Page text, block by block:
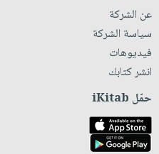
عن الشركة
سياسة الشركة
فيديوهات
انشر كتابك
حمّل iKitab